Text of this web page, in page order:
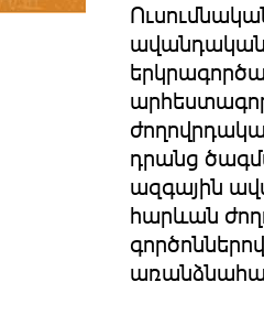
ավանդական
դրանց
ազգային
հարևան